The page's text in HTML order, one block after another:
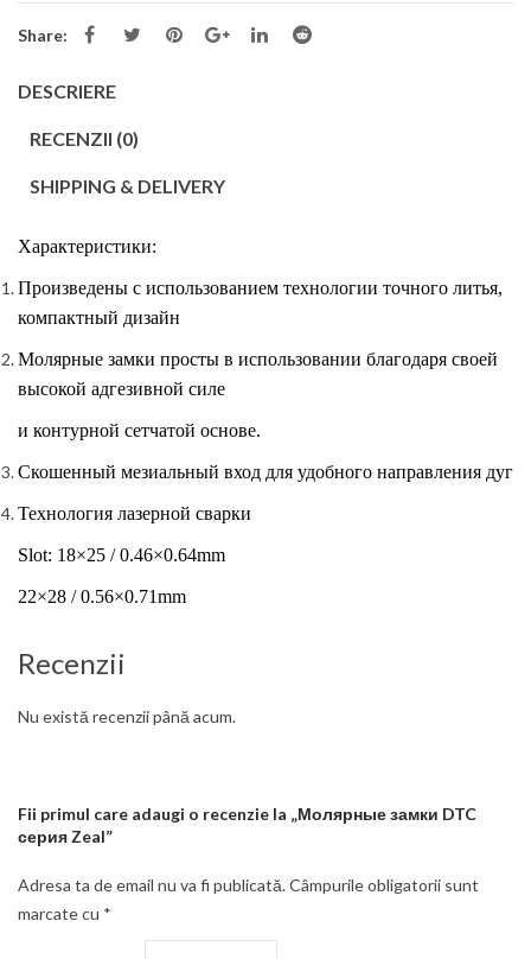
Share:
DESCRIERE
RECENZII (0)
SHIPPING & DELIVERY
Характеристики:
Произведены с использованием технологии точного литья,
компактный дизайн
Молярные замки просты в использовании благодаря своей
высокой адгезивной силе
и контурной сетчатой основе.
Скошенный мезиальный вход для удобного направления дуг
Технология лазерной сварки
Slot: 18×25 / 0.46×0.64mm
22×28 / 0.56×0.71mm
Recenzii
Nu există recenzii până acum.
Fii primul care adaugi o recenzie la „Молярные замки DTC
серия Zeal”
Adresa ta de email nu va fi publicată.Câmpurile obligatorii sunt
marcate cu *